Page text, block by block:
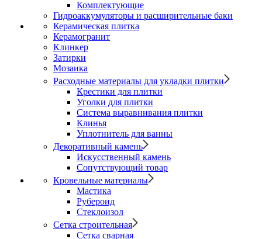
Комплектующие
Гидроаккумуляторы и расширительные баки
Керамическая плитка
Керамогранит
Клинкер
Затирки
Мозаика
Расходные материалы для укладки плитки
Крестики для плитки
Уголки для плитки
Система выравнивания плитки
Клинья
Уплотнитель для ванны
Декоративный камень
Искусственный камень
Сопутствующий товар
Кровельные материалы
Мастика
Рубероид
Стеклоизол
Сетка строительная
Сетка сварная